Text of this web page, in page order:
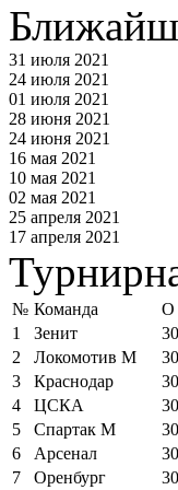
31 июля 2021
24 июля 2021
01 июля 2021
28 июня 2021
24 июня 2021
16 мая 2021
10 мая 2021
02 мая 2021
25 апреля 2021
17 апреля 2021
№ Команда О
1
Зенит 30
2
Локомотив М 30
3
Краснодар 30
4
ЦСКА 30
5
Спартак М 30
6
Арсенал 30
7
Оренбург 30